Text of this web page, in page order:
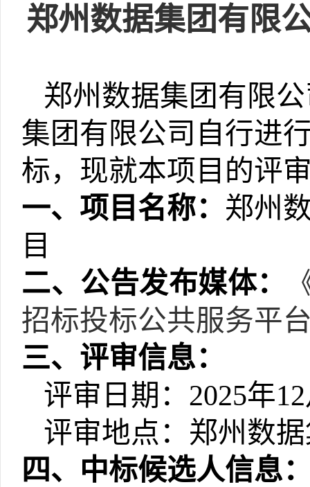
郑州数据集团有限
郑州数据集团有限
集团 有限公司 自行进
标，现就本项目的评
一、项目名称： 郑州
目
二、公告发布媒体：
招标投标公共服务平
三、 评审信息：
评审 日期： 2025年12
评审地点： 郑州数
四、中标候选人信息